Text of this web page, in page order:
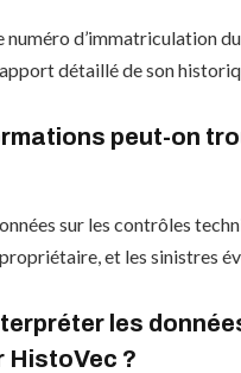
numéro d’immatriculation
détaillé de son
peut-on
sur les contrôles
et les sinistres
les
HistoVec ?